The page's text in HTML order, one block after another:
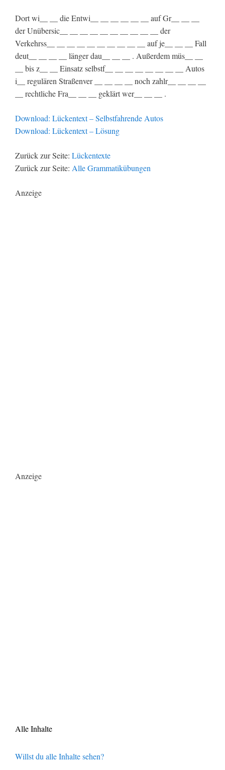
Dort wi__ __ die Entwi__ __ __ __ __ __ auf Gr__ __ __
der Unübersic__ __ __ __ __ __ __ __ __ __ der
Verkehrss__ __ __ __ __ __ __ __ __ __ auf je__ __ __ Fall
deut__ __ __ __ länger dau__ __ __ . Außerdem müs__ __
__ bis z__ __ Einsatz selbstf__ __ __ __ __ __ __ __ Autos
i__ regulären Straßenver __ __ __ __ noch zahlr__ __ __ __
__ rechtliche Fra__ __ __ geklärt wer__ __ __ .
Download: Lückentext – Selbstfahrende Autos
Download: Lückentext – Lösung
Zurück zur Seite: Lückentexte
Zurück zur Seite: Alle Grammatikübungen
Anzeige
Anzeige
Alle Inhalte
Willst du alle Inhalte sehen?